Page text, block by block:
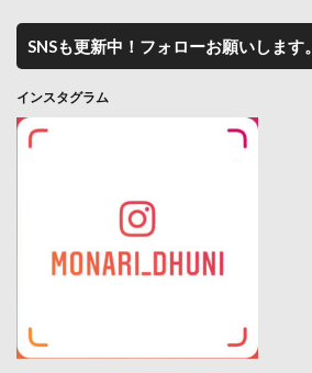
SNSも更新中！フォローお願いします。
インスタグラム